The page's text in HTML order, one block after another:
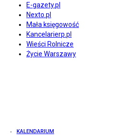
E-gazety.pl
Nexto.pl
Mała księgowość
Kancelarierp.pl
Wieści Rolnicze
Życie Warszawy
KALENDARIUM